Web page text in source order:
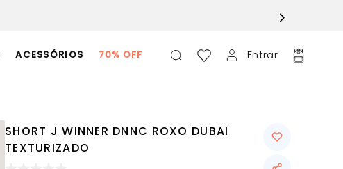
ACESSÓRIOS 70% OFF Entrar
SHORT J WINNER DNNC ROXO DUBAI
TEXTURIZADO